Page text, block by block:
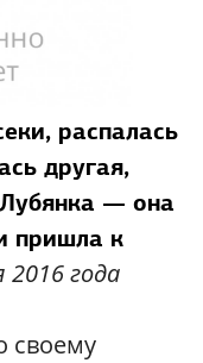
распалась
другая,
— она
пришла к
года
своему